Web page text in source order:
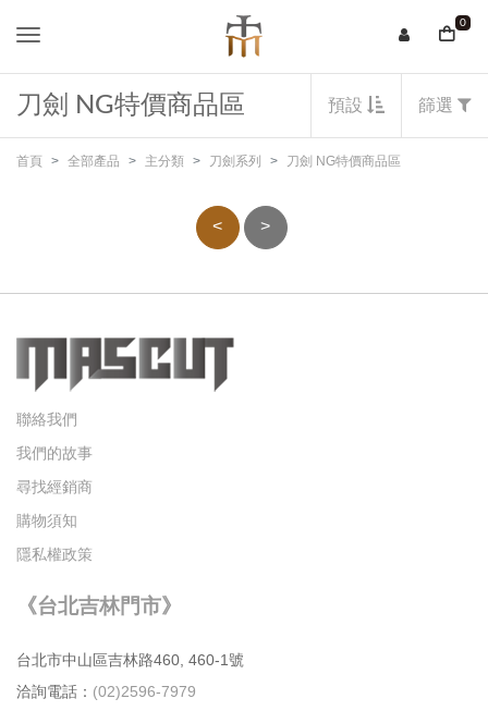
0
刀劍 NG特價商品區 預設 篩選
首頁 全部產品 主分類 刀劍系列 刀劍 NG特價商品區
< >
聯絡我們
我們的故事
尋找經銷商
購物須知
隱私權政策
《台北吉林門市》
台北市中⼭區吉林路460, 460-1號
洽詢電話： (02)2596-7979